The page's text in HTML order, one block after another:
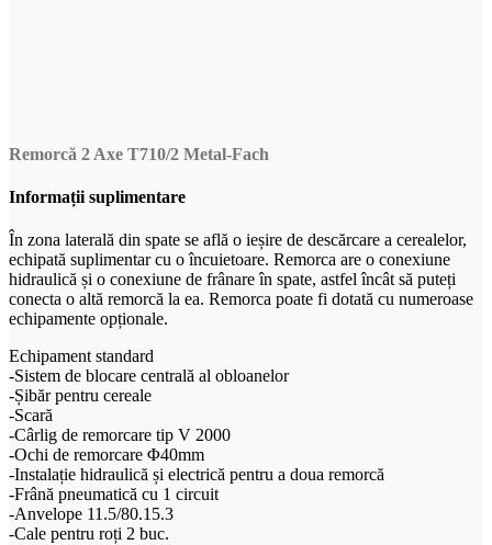
Remorcă 2 Axe T710/2 Metal-Fach
Informații suplimentare
În zona laterală din spate se află o ieșire de descărcare a cerealelor,
echipată suplimentar cu o încuietoare. Remorca are o conexiune
hidraulică și o conexiune de frânare în spate, astfel încât să puteți
conecta o altă remorcă la ea. Remorca poate fi dotată cu numeroase
echipamente opționale.
Echipament standard
-Sistem de blocare centrală al obloanelor
-Șibăr pentru cereale
-Scară
-Cârlig de remorcare tip V 2000
-Ochi de remorcare Φ40mm
-Instalație hidraulică și electrică pentru a doua remorcă
-Frână pneumatică cu 1 circuit
-Anvelope 11.5/80.15.3
-Cale pentru roți 2 buc.